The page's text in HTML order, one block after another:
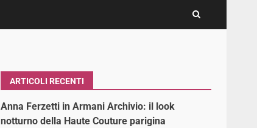
ARTICOLI RECENTI
Anna Ferzetti in Armani Archivio: il look
notturno della Haute Couture parigina